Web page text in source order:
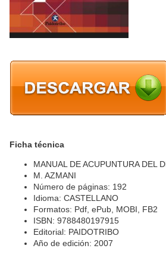
Ficha técnica
MANUAL DE ACUPUNTURA DEL
M. AZMANI
Número de páginas: 192
Idioma: CASTELLANO
Formatos: Pdf, ePub, MOBI, FB2
ISBN: 9788480197915
Editorial: PAIDOTRIBO
Año de edición: 2007